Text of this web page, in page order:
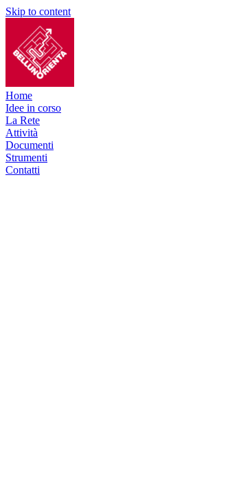
Skip to content
Home
Idee in corso
La Rete
Attività
Documenti
Strumenti
Contatti